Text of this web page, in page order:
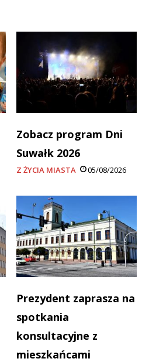
Zobacz program Dni
Suwałk 2026
Z ŻYCIA MIASTA 05/08/2026
Prezydent zaprasza na
spotkania
konsultacyjne z
mieszkańcami